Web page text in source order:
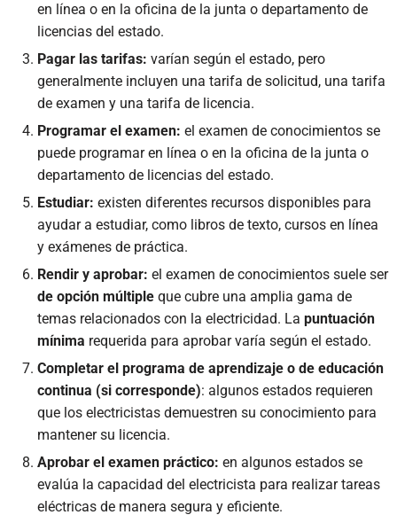
en línea o en la oficina de la junta o departamento de
licencias del estado.
Pagar las tarifas: varían según el estado, pero
generalmente incluyen una tarifa de solicitud, una tarifa
de examen y una tarifa de licencia.
Programar el examen: el examen de conocimientos se
puede programar en línea o en la oficina de la junta o
departamento de licencias del estado.
Estudiar: existen diferentes recursos disponibles para
ayudar a estudiar, como libros de texto, cursos en línea
y exámenes de práctica.
Rendir y aprobar: el examen de conocimientos suele ser
de opción múltiple que cubre una amplia gama de
temas relacionados con la electricidad. La puntuación
mínima requerida para aprobar varía según el estado.
Completar el programa de aprendizaje o de educación
continua (si corresponde): algunos estados requieren
que los electricistas demuestren su conocimiento para
mantener su licencia.
Aprobar el examen práctico: en algunos estados se
evalúa la capacidad del electricista para realizar tareas
eléctricas de manera segura y eficiente.